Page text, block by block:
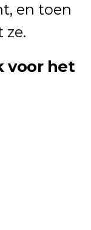
en toen
ze.
voor het